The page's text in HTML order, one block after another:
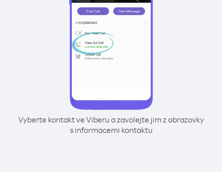
Vyberte kontakt ve Viberu a zavolejte jim z obrazovky
s informacemi kontaktu